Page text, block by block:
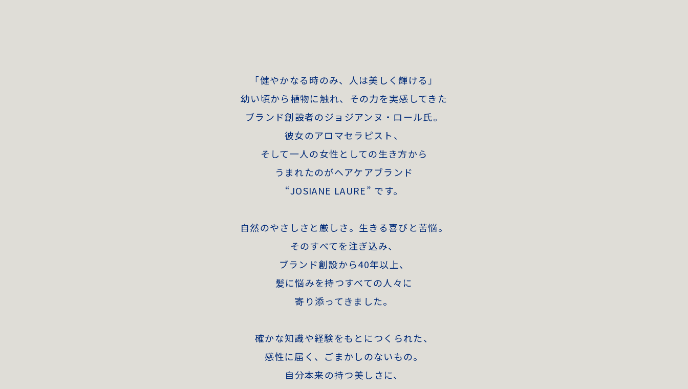
「健やかなる時のみ、人は美しく輝ける」
幼い頃から植物に触れ、その力を実感してきた
ブランド創設者のジョジアンヌ・ロール氏。
彼女のアロマセラピスト、
そして一人の女性としての生き方から
うまれたのがヘアケアブランド
“JOSIANE LAURE” です。
自然のやさしさと厳しさ。生きる喜びと苦悩。
そのすべてを注ぎ込み、
ブランド創設から40年以上、
髪に悩みを持つすべての人々に
寄り添ってきました。
確かな知識や経験をもとにつくられた、
感性に届く、ごまかしのないもの。
自分本来の持つ美しさに、